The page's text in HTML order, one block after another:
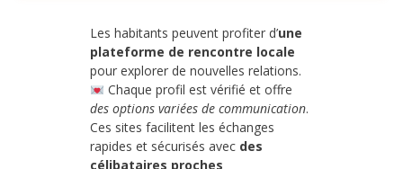
Les habitants peuvent profiter d’une
plateforme de rencontre locale
pour explorer de nouvelles relations.
Chaque profil est vérifié et offre
des options variées de communication.
Ces sites facilitent les échanges
rapides et sécurisés avec des
célibataires proches